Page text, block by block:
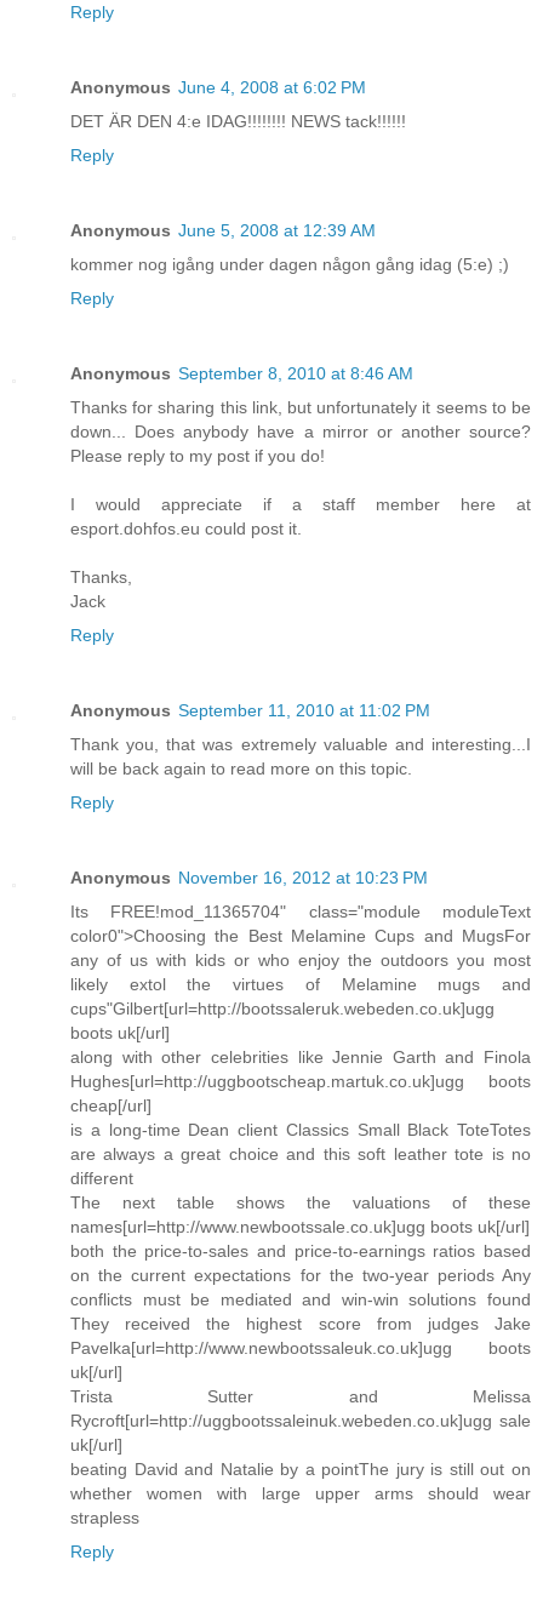
Reply
Anonymous June 4, 2008 at 6:02 PM
DET ÄR DEN 4:e IDAG!!!!!!!! NEWS tack!!!!!!
Reply
Anonymous June 5, 2008 at 12:39 AM
kommer nog igång under dagen någon gång idag (5:e) ;)
Reply
Anonymous September 8, 2010 at 8:46 AM
Thanks for sharing this link, but unfortunately it seems to be
down... Does anybody have a mirror or another source?
Please reply to my post if you do!
I would appreciate if a staff member here at
esport.dohfos.eu could post it.
Thanks,
Jack
Reply
Anonymous September 11, 2010 at 11:02 PM
Thank you, that was extremely valuable and interesting...I
will be back again to read more on this topic.
Reply
Anonymous November 16, 2012 at 10:23 PM
Its FREE!mod_11365704" class="module moduleText
color0">Choosing the Best Melamine Cups and MugsFor
any of us with kids or who enjoy the outdoors you most
likely extol the virtues of Melamine mugs and
cups"Gilbert[url=http://bootssaleruk.webeden.co.uk]ugg
boots uk[/url]
along with other celebrities like Jennie Garth and Finola
Hughes[url=http://uggbootscheap.martuk.co.uk]ugg boots
cheap[/url]
is a long-time Dean client Classics Small Black ToteTotes
are always a great choice and this soft leather tote is no
different
The next table shows the valuations of these
names[url=http://www.newbootssale.co.uk]ugg boots uk[/url]
both the price-to-sales and price-to-earnings ratios based
on the current expectations for the two-year periods Any
conflicts must be mediated and win-win solutions found
They received the highest score from judges Jake
Pavelka[url=http://www.newbootssaleuk.co.uk]ugg boots
uk[/url]
Trista Sutter and Melissa
Rycroft[url=http://uggbootssaleinuk.webeden.co.uk]ugg sale
uk[/url]
beating David and Natalie by a pointThe jury is still out on
whether women with large upper arms should wear
strapless
Reply